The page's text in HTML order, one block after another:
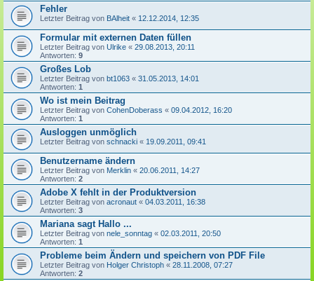
Fehler
Letzter Beitrag von BAlheit « 12.12.2014, 12:35
Formular mit externen Daten füllen
Letzter Beitrag von Ulrike « 29.08.2013, 20:11
Antworten: 9
Großes Lob
Letzter Beitrag von bt1063 « 31.05.2013, 14:01
Antworten: 1
Wo ist mein Beitrag
Letzter Beitrag von CohenDoberass « 09.04.2012, 16:20
Antworten: 1
Ausloggen unmöglich
Letzter Beitrag von schnacki « 19.09.2011, 09:41
Benutzername ändern
Letzter Beitrag von Merklin « 20.06.2011, 14:27
Antworten: 2
Adobe X fehlt in der Produktversion
Letzter Beitrag von acronaut « 04.03.2011, 16:38
Antworten: 3
Mariana sagt Hallo ...
Letzter Beitrag von nele_sonntag « 02.03.2011, 20:50
Antworten: 1
Probleme beim Ändern und speichern von PDF File
Letzter Beitrag von Holger Christoph « 28.11.2008, 07:27
Antworten: 2